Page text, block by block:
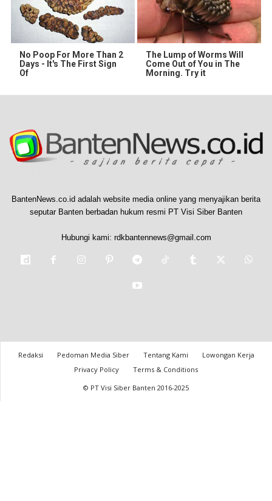
No Poop For More Than 2
Days - It's The First Sign
Of
The Lump of Worms Will
Come Out of You in The
Morning. Try it
BantenNews.co.id adalah website media online yang menyajikan berita
seputar Banten berbadan hukum resmi PT Visi Siber Banten
Hubungi kami: rdkbantennews@gmail.com
Redaksi Pedoman Media Siber Tentang Kami
Lowongan Kerja
Privacy Policy
Terms & Conditions
© PT Visi Siber Banten 2016-2025